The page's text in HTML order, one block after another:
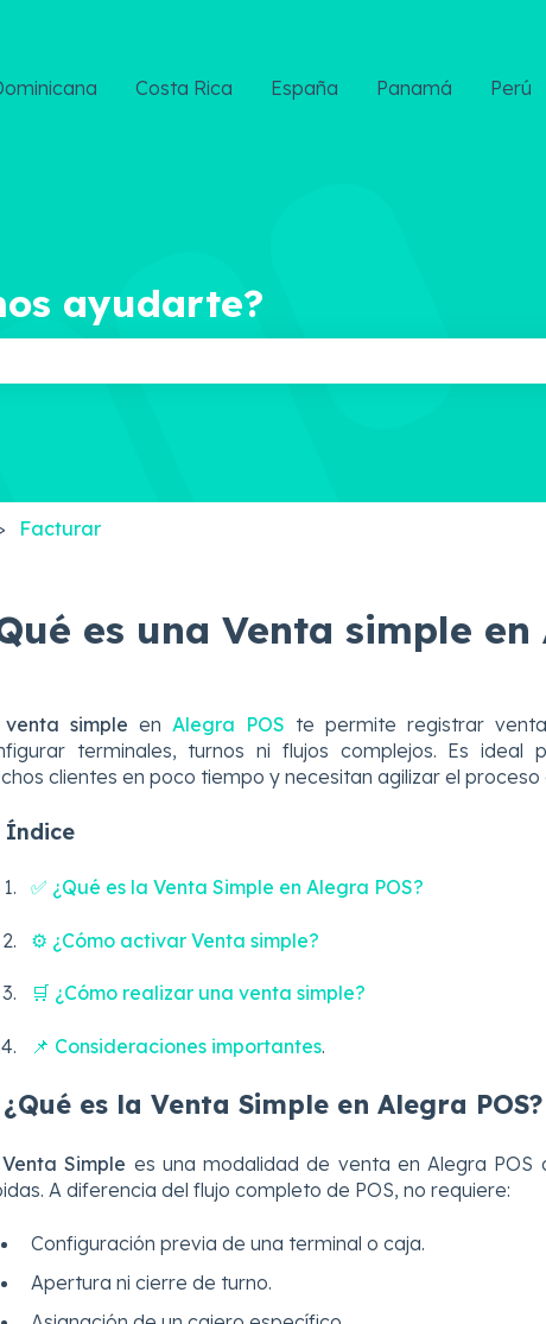
Costa Rica España Panamá Perú
ayudarte?
Facturar
es una Venta simple en
venta simple en Alegra POS te permite registrar
terminales, turnos ni flujos complejos. Es ideal
clientes en poco tiempo y necesitan agilizar el proceso
Índice
✅ ¿Qué es la Venta Simple en Alegra POS?
⚙️ ¿Cómo activar Venta simple?
🛒 ¿Cómo realizar una venta simple?
📌 Consideraciones importantes.
¿Qué es la Venta Simple en Alegra POS?
Venta Simple es una modalidad de venta en Alegra POS
A diferencia del flujo completo de POS, no requiere:
Configuración previa de una terminal o caja.
Apertura ni cierre de turno.